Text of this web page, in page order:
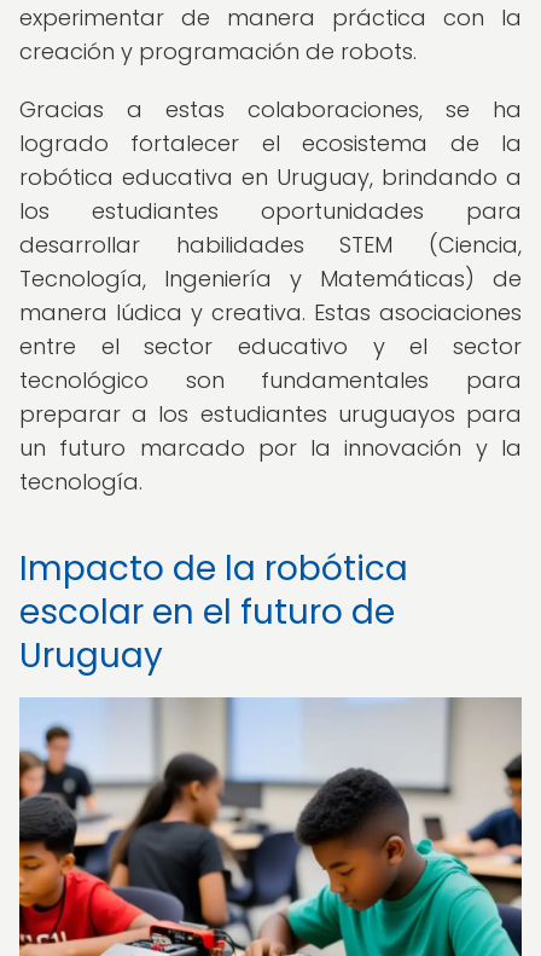
experimentar de manera práctica con la
creación y programación de robots.
Gracias a estas colaboraciones, se ha
logrado fortalecer el ecosistema de la
robótica educativa en Uruguay, brindando a
los estudiantes oportunidades para
desarrollar habilidades STEM (Ciencia,
Tecnología, Ingeniería y Matemáticas) de
manera lúdica y creativa. Estas asociaciones
entre el sector educativo y el sector
tecnológico son fundamentales para
preparar a los estudiantes uruguayos para
un futuro marcado por la innovación y la
tecnología.
Impacto de la robótica
escolar en el futuro de
Uruguay